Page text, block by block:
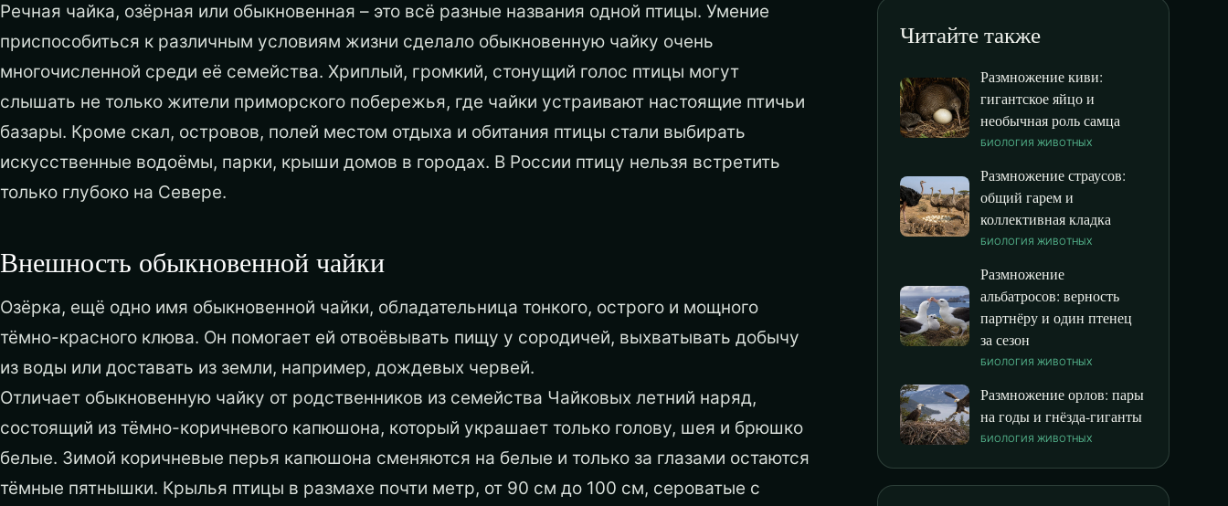
Речная чайка, озёрная или обыкновенная – это всё разные названия одной птицы. Умение
приспособиться к различным условиям жизни сделало обыкновенную чайку очень
многочисленной среди её семейства. Хриплый, громкий, стонущий голос птицы могут
слышать не только жители приморского побережья, где чайки устраивают настоящие птичьи
базары. Кроме скал, островов, полей местом отдыха и обитания птицы стали выбирать
искусственные водоёмы, парки, крыши домов в городах. В России птицу нельзя встретить
только глубоко на Севере.
Внешность обыкновенной чайки
Озёрка, ещё одно имя обыкновенной чайки, обладательница тонкого, острого и мощного
тёмно-красного клюва. Он помогает ей отвоёвывать пищу у сородичей, выхватывать добычу
из воды или доставать из земли, например, дождевых червей.
Отличает обыкновенную чайку от родственников из семейства Чайковых летний наряд,
состоящий из тёмно-коричневого капюшона, который украшает только голову, шея и брюшко
белые. Зимой коричневые перья капюшона сменяются на белые и только за глазами остаются
тёмные пятнышки. Крылья птицы в размахе почти метр, от 90 см до 100 см, сероватые с
Читайте также
Размножение киви:
гигантское яйцо и
необычная роль самца
БИОЛОГИЯ ЖИВОТНЫХ
Размножение страусов:
общий гарем и
коллективная кладка
БИОЛОГИЯ ЖИВОТНЫХ
Размножение
альбатросов: верность
партнёру и один птенец
за сезон
БИОЛОГИЯ ЖИВОТНЫХ
Размножение орлов: пары
на годы и гнёзда-гиганты
БИОЛОГИЯ ЖИВОТНЫХ